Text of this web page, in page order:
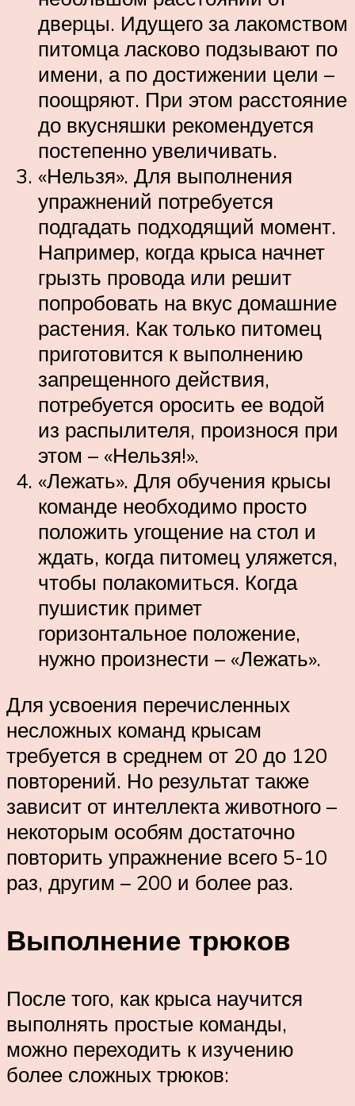
дверцы. Идущего за лакомством
питомца ласково подзывают по
имени, а по достижении цели –
поощряют. При этом расстояние
до вкусняшки рекомендуется
постепенно увеличивать.
«Нельзя». Для выполнения
упражнений потребуется
подгадать подходящий момент.
Например, когда крыса начнет
грызть провода или решит
попробовать на вкус домашние
растения. Как только питомец
приготовится к выполнению
запрещенного действия,
потребуется оросить ее водой
из распылителя, произнося при
этом – «Нельзя!».
«Лежать». Для обучения крысы
команде необходимо просто
положить угощение на стол и
ждать, когда питомец уляжется,
чтобы полакомиться. Когда
пушистик примет
горизонтальное положение,
нужно произнести – «Лежать».
Для усвоения перечисленных
несложных команд крысам
требуется в среднем от 20 до 120
повторений. Но результат также
зависит от интеллекта животного –
некоторым особям достаточно
повторить упражнение всего 5-10
раз, другим – 200 и более раз.
Выполнение трюков
После того, как крыса научится
выполнять простые команды,
можно переходить к изучению
более сложных трюков: